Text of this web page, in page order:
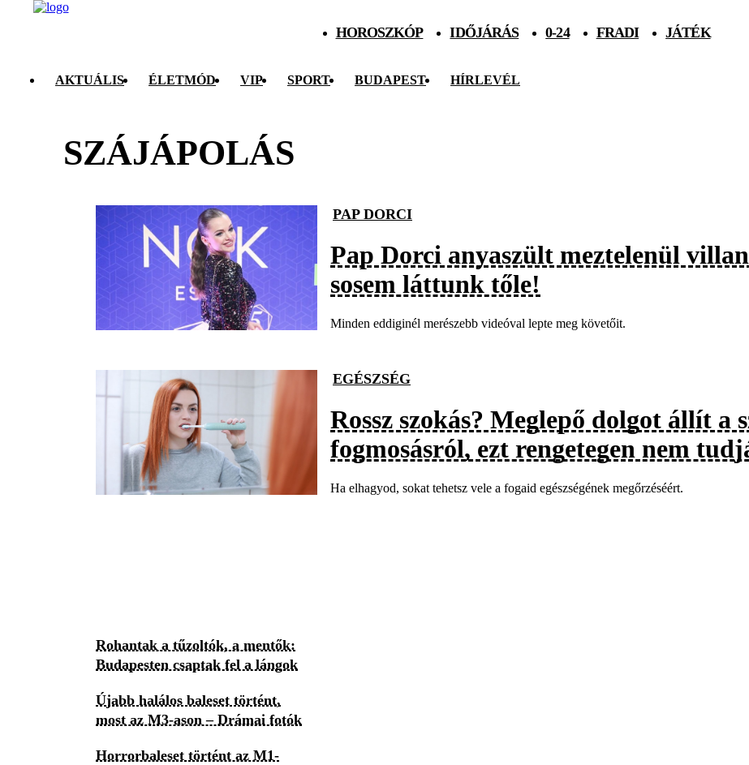
HOROSZKÓP IDŐJÁRÁS 0-24 FRADI JÁTÉK
AKTUÁLIS ÉLETMÓD VIP SPORT BUDAPEST HÍRLEVÉL
SZÁJÁPOLÁS
PAP DORCI
Pap Dorci anyaszült meztelenül
sosem láttunk tőle!
Minden eddiginél merészebb videóval lepte meg követőit.
EGÉSZSÉG
Rossz szokás? Meglepő dolgot állít a
fogmosásról, ezt rengetegen nem
Ha elhagyod, sokat tehetsz vele a fogaid egészségének megőrzéséért.
Rohantak a tűzoltók, a mentők:
Budapesten csaptak fel a lángok
Újabb halálos baleset történt,
most az M3-ason – Drámai fotók
Horrorbaleset történt az M1-